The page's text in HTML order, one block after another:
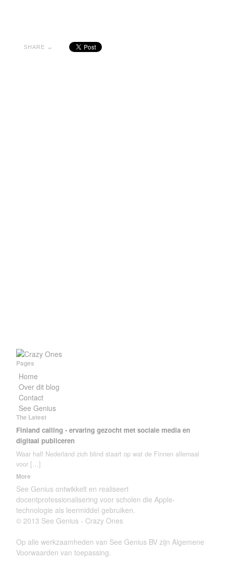
SHARE →
Pages
Home
Over dit blog
Contact
See Genius
The Latest
Finland calling - ervaring gezocht met sociale media en
digitaal publiceren
Waar half Nederland zich blind staart op wat de Finnen allemaal
voor […]
More
See Genius ontwikkelt en realiseert
docentprofessionalisering voor scholen die Apple-
technologie als leermiddel gebruiken.
© 2013 See Genius - Crazy Ones
Op alle werkzaamheden van See Genius BV zijn Algemene
Voorwaarden van toepassing.